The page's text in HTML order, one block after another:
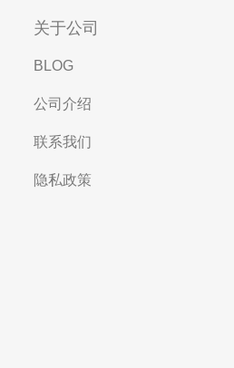
关于公司
BLOG
公司介绍
联系我们
隐私政策